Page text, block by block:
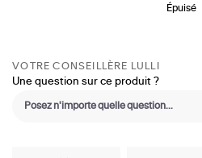
Épuisé
VOTRE CONSEILLÈRE LULLI
Une question sur ce produit ?